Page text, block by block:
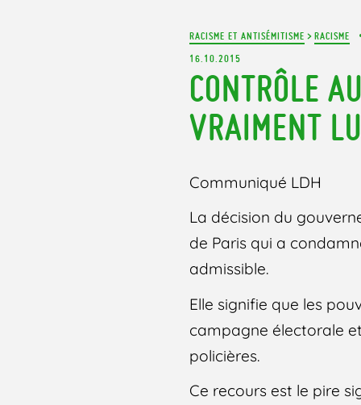
RACISME ET ANTISÉMITISME >RACISME
16.10.2015
CONTRÔLE
VRAIMENT
Communiqué LDH
La décision du
de Paris qui a
admissible.
Elle signifie que les
campagne électorale
policières.
Ce recours est le pire